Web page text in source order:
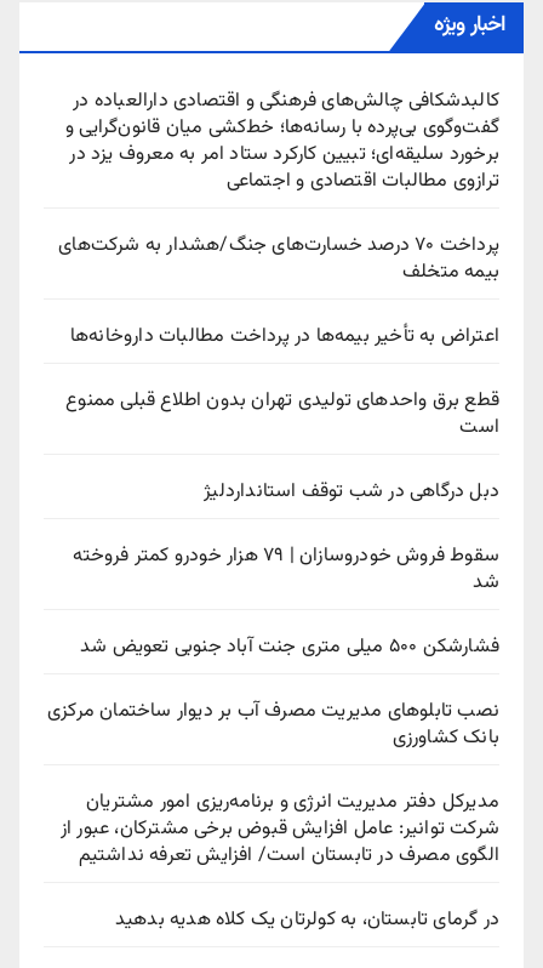
اخبار ویژه
کالبدشکافی چالش‌های فرهنگی و اقتصادی دارالعباده در
گفت‌وگوی بی‌پرده با رسانه‌ها؛ خط‌کشی میان قانون‌گرایی و
برخورد سلیقه‌ای؛ تبیین کارکرد ستاد امر به معروف یزد در
ترازوی مطالبات اقتصادی و اجتماعی
پرداخت ۷۰ درصد خسارت‌های جنگ/هشدار به شرکت‌های
بیمه متخلف
اعتراض به تأخیر بیمه‌ها در پرداخت مطالبات داروخانه‌ها
قطع برق واحدهای تولیدی تهران بدون اطلاع قبلی ممنوع
است
دبل درگاهی در شب توقف استانداردلیژ
سقوط فروش خودروسازان | ۷۹ هزار خودرو کمتر فروخته
شد
فشارشکن ۵۰۰ میلی متری جنت آباد جنوبی تعویض شد
نصب تابلوهای مدیریت مصرف آب بر دیوار ساختمان مرکزی
بانک کشاورزی
مدیرکل دفتر مدیریت انرژی و برنامه‌ریزی امور مشتریان
شرکت توانیر: عامل افزایش قبوض برخی مشترکان، عبور از
الگوی مصرف در تابستان است/ افزایش تعرفه نداشتیم
در گرمای تابستان، به کولرتان یک کلاه هدیه بدهید